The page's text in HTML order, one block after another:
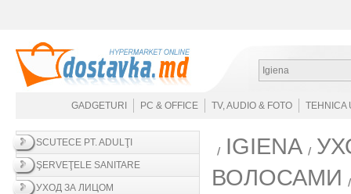
Igiena
GADGETURI PC & OFFICE TV, AUDIO & FOTO TEHNICA
SCUTECE PT. ADULŢI
ŞERVEŢELE SANITARE
УХОД ЗА ЛИЦОМ
IGIENA
ВОЛОСАМИ